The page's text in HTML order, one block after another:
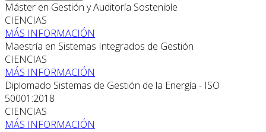
Máster en Gestión y Auditoría Sostenible
CIENCIAS
MÁS INFORMACIÓN
Maestría en Sistemas Integrados de Gestión
CIENCIAS
MÁS INFORMACIÓN
Diplomado Sistemas de Gestión de la Energía - ISO
50001:2018
CIENCIAS
MÁS INFORMACIÓN